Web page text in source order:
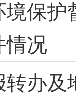
保
情况
办及